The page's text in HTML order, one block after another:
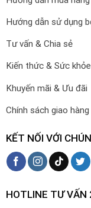
Hướng dẫn sử dụng
Tư vấn & Chia sẻ
Kiến thức & Sức khỏe
Khuyến mãi & Ưu đãi
Chính sách giao hàng
KẾT NỐI VỚI
HOTLINE TƯ VẤN